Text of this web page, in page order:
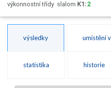
výkonnostní třídy slalom K1: 2
výsledky umístění
statistika historie